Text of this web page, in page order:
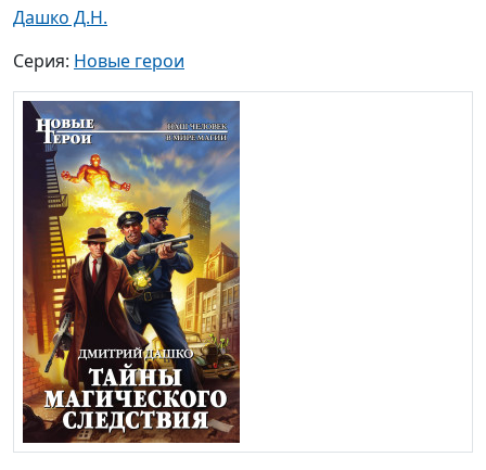
Дашко Д.Н.
Серия: Новые герои